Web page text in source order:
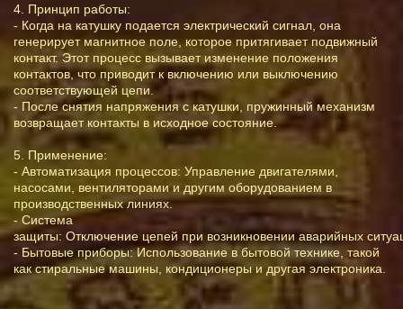
4. Принцип работы:
- Когда на катушку подается электрический сигнал, она
генерирует магнитное поле, которое притягивает подвижный
контакт. Этот процесс вызывает изменение положения
контактов, что приводит к включению или выключению
соответствующей цепи.
- После снятия напряжения с катушки, пружинный механизм
возвращает контакты в исходное состояние.
5. Применение:
- Автоматизация процессов: Управление двигателями,
насосами, вентиляторами и другим оборудованием в
производственных линиях.
- Система
защиты: Отключение цепей при возникновении аварийных
- Бытовые приборы: Использование в бытовой технике, такой
как стиральные машины, кондиционеры и другая электроника.